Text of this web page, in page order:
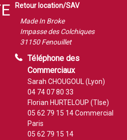
Retour location/SAV
Made In Broke
Impasse des Colchiques
31150 Fenouillet
Téléphone des
Commerciaux
Sarah CHOUGOUL (Lyon)
04 74 07 80 33
Florian HURTELOUP (Tlse)
05 62 79 15 14Commercial
Paris
05 62 79 15 14